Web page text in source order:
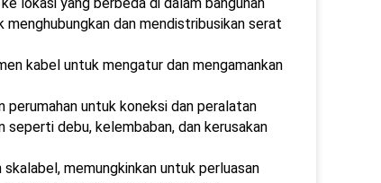
dan mendistribusikan serat
kabel untuk mengatur dan mengamankan
perumahan untuk koneksi dan peralatan
debu, kelembaban, dan kerusakan
memungkinkan untuk perluasan